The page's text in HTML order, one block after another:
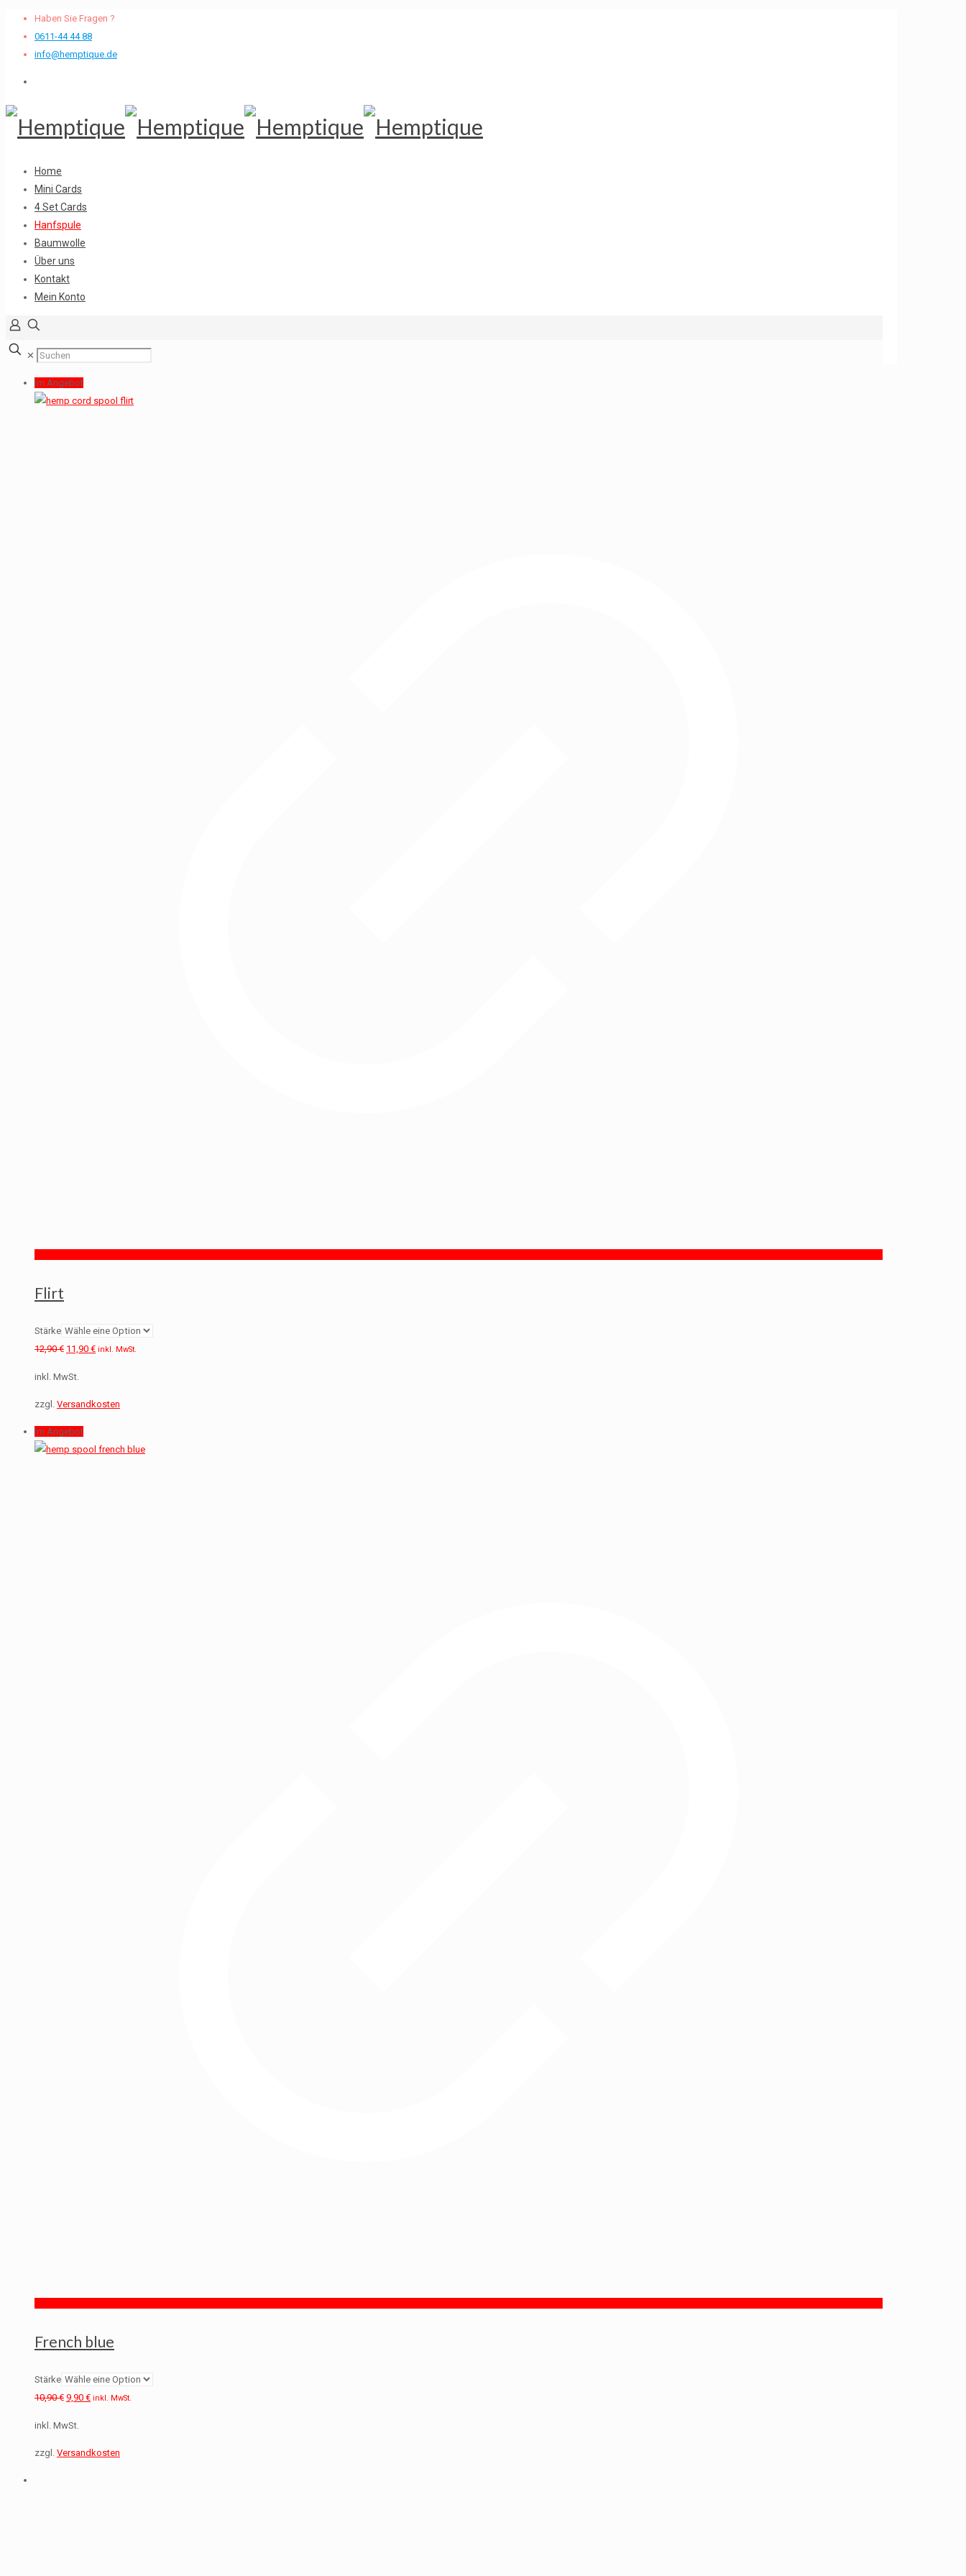
Haben Sie Fragen ?
0611-44 44 88
info@hemptique.de
Home
Mini Cards
4 Set Cards
Hanfspule
Baumwolle
Über uns
Kontakt
Mein Konto
✕
Im Angebot
Flirt
Stärke
12,90€ 11,90 € inkl. MwSt.
inkl. MwSt.
zzgl. Versandkosten
Im Angebot
French blue
Stärke
10,90€ 9,90 € inkl. MwSt.
inkl. MwSt.
zzgl. Versandkosten